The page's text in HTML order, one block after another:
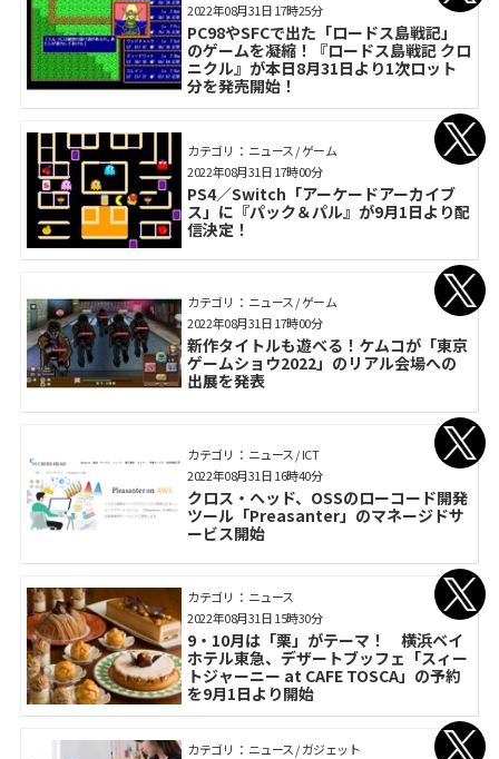
PC98やSFCで出た「ロードス島戦記」
のゲームを凝縮！『ロードス島戦記 クロ
ニクル』が本日8月31日より1次ロット
分を発売開始！
2022年08月31日 17時25分
カテゴリ： ニュース / ゲーム
PS4／Switch「アーケードアーカイブ
ス」に『パック＆パル』が9月1日より配
信決定！
2022年08月31日 17時00分
カテゴリ： ニュース / ゲーム
新作タイトルも遊べる！ケムコが「東京
ゲームショウ2022」のリアル会場への
出展を発表
2022年08月31日 17時00分
カテゴリ： ニュース / ICT
クロス・ヘッド、OSSのローコード開発
ツール「Preasanter」のマネージドサ
ービス開始
2022年08月31日 16時40分
カテゴリ： ニュース
9・10月は「栗」がテーマ！ 横浜ベイ
ホテル東急、デザートブッフェ「スィー
トジャーニー at CAFE TOSCA」の予約
を9月1日より開始
2022年08月31日 15時30分
カテゴリ： ニュース / ガジェット